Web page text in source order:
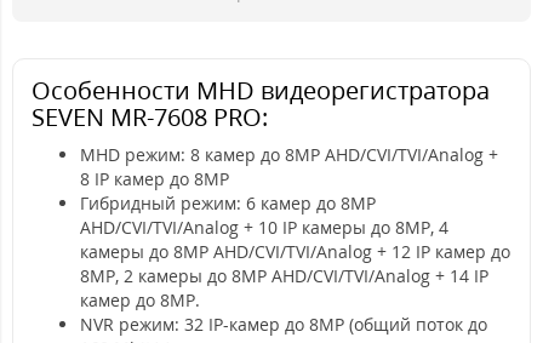
Особенности MHD видеорегистратора
SEVEN MR-7608 PRO:
MHD режим: 8 камер до 8MP AHD/CVI/TVI/Analog +
8 IP камер до 8MP
Гибридный режим: 6 камер до 8MP
AHD/CVI/TVI/Analog + 10 IP камеры до 8MP, 4
камеры до 8MP AHD/CVI/TVI/Analog + 12 IP камер до
8MP, 2 камеры до 8MP AHD/CVI/TVI/Analog + 14 IP
камер до 8MP.
NVR режим: 32 IP-камер до 8МР (общий поток до